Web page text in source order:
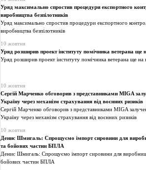
Уряд максимально спростив процедури експортного
виробництва безпілотників
Уряд максимально спростив процедури експортного
виробництва безпілотників
10 жовтня
Уряд розширив проект інституту помічника ветерана ще
Уряд розширив проект інституту помічника ветерана ще на
10 жовтня
Сергій Марченко обговорив з представниками MIGA
Україну через механізм страхування від воєнних ризиків
Сергій Марченко обговорив з представниками MIGA
Україну через механізм страхування від воєнних ризиків
10 жовтня
Денис Шмигаль: Спрощуємо імпорт сировини для
та бойових частин БПЛА
Денис Шмигаль: Спрощуємо імпорт сировини для
бойових частин БПЛА